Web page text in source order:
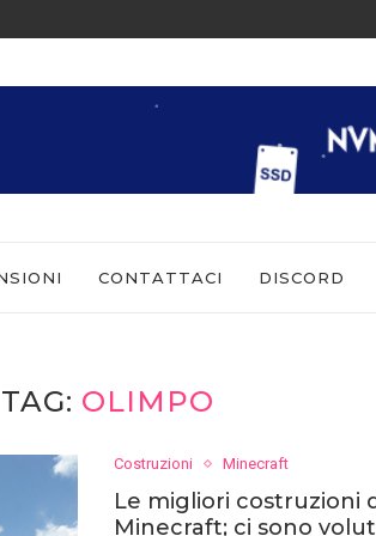
MOMENTO
CONTATTACI DISCORD
TAG: OLIMPO
Costruzioni Minecraft
Le migliori costruzioni
Minecraft; ci sono